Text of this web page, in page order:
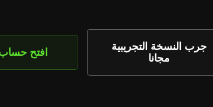
جرب النسخة التجريبية
مجانا
افتح